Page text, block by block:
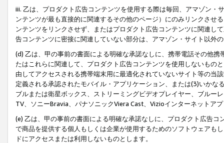
iii. 乙は、プロダクト広告コンテンツを使用する際は毎回、アマゾン
ンテンツが最も直接的に関連するその他のページ）にのみリンクさせ
ンテンツをリンクさせず、またはプロダクト広告コンテンツに関連し
告コンテンツに密接に関連していない部分は、アマゾン・サイト以外
(d) 乙は、甲の事前の書面による明確な承諾なしに、携帯電話その他
たはこれらに関連して、プロダクト広告コンテンツを使用しないもの
由してアクセスされる携帯端末用に最適化されていないサイト等の当
定義される承認されたモバイル・アプリケーション、または(3)いか
ブルまたは衛星ボックス、ストリーミングビデオプレイヤー、ブルー
TV、ソニーBravia、パナソニックViera Cast、Vizioインターネットア
(e) 乙は、甲の事前の書面による明確な承諾なしに、プロダクト広告
で商品を提供する個人もしくは企業が使用するためのソフトウェアも
ドにアクセスまたは利用しないものとします。